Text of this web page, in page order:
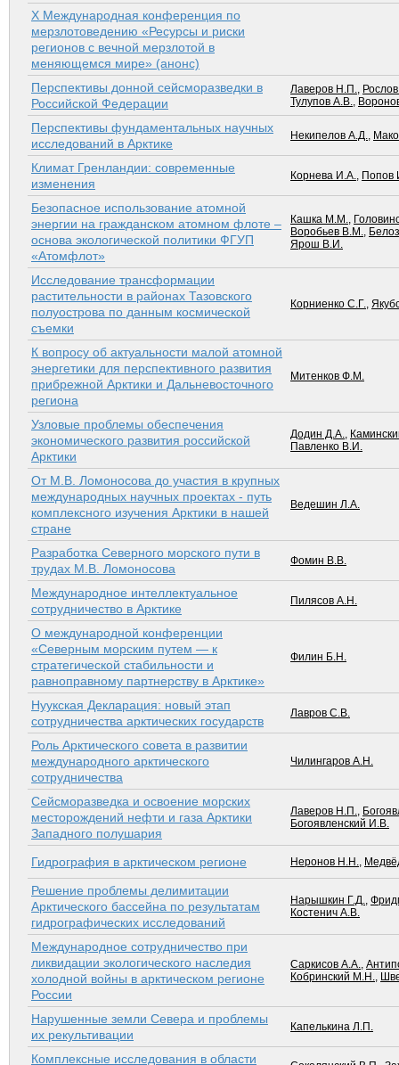
X Международная конференция по
мерзлотоведению «Ресурсы и риски
регионов с вечной мерзлотой в
меняющемся мире» (анонс)
Перспективы донной сейсморазведки в
Российской Федерации
Лаверов Н.П.,
Тулупов А.В.,
Перспективы фундаментальных научных
исследований в Арктике
Некипелов А.Д.,
Климат Гренландии: современные
изменения
Корнева И.А., Попов
Безопасное использование атомной
энергии на гражданском атомном флоте –
основа экологической политики ФГУП
«Атомфлот»
Кашка М.М.,
Воробьев В.М.,
Ярош В.И.
Исследование трансформации
растительности в районах Тазовского
полуострова по данным космической
съемки
Корниенко С.Г.,
К вопросу об актуальности малой атомной
энергетики для перспективного развития
прибрежной Арктики и Дальневосточного
региона
Митенков Ф.М.
Узловые проблемы обеспечения
экономического развития российской
Арктики
Додин Д.А.,
Павленко В.И.
От М.В. Ломоносова до участия в крупных
международных научных проектах - путь
комплексного изучения Арктики в нашей
стране
Ведешин Л.А.
Разработка Северного морского пути в
трудах М.В. Ломоносова
Фомин В.В.
Международное интеллектуальное
сотрудничество в Арктике
Пилясов А.Н.
О международной конференции
«Северным морским путем — к
стратегической стабильности и
равноправному партнерству в Арктике»
Филин Б.Н.
Нуукская Декларация: новый этап
сотрудничества арктических государств
Лавров С.В.
Роль Арктического совета в развитии
международного арктического
сотрудничества
Чилингаров А.Н.
Сейсморазведка и освоение морских
месторождений нефти и газа Арктики
Западного полушария
Лаверов Н.П.,
Богоявленский И.В.
Гидрография в арктическом регионе Неронов Н.Н.,
Решение проблемы делимитации
Арктического бассейна по результатам
гидрографических исследований
Нарышкин Г.Д.,
Костенич А.В.
Международное сотрудничество при
ликвидации экологического наследия
холодной войны в арктическом регионе
России
Саркисов А.А.,
Кобринский М.Н.,
Нарушенные земли Севера и проблемы
их рекультивации
Капелькина Л.П.
Комплексные исследования в области